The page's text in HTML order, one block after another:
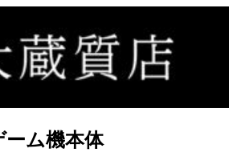
時計の買取情報を中心に、アイテムの
コツをお知らせします。
ーム機本体